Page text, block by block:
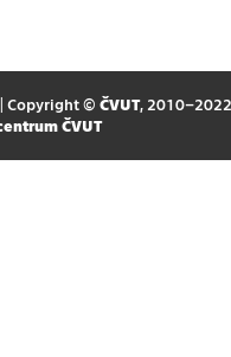
Copyright © ČVUT, 2010–2022
ČVUT